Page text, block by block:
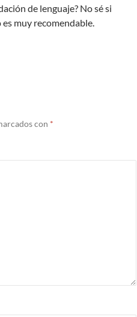
de lenguaje? No sé si
muy recomendable.
con *